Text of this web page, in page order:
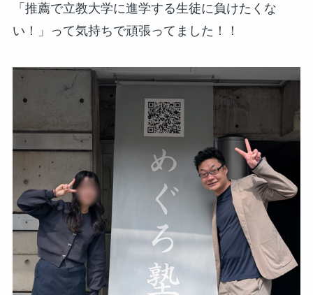
「推薦で立教大学に進学する生徒に負けたくな
い！」って気持ちで頑張ってました！！